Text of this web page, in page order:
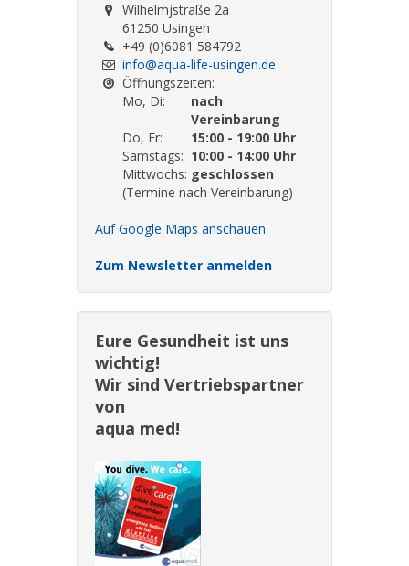
Wilhelmjstraße 2a
61250 Usingen
+49 (0)6081 584792
info@aqua-life-usingen.de
Öffnungszeiten:
Mo, Di:
nach
Vereinbarung
Do, Fr:
15:00 - 19:00 Uhr
Samstags: 10:00 - 14:00 Uhr
Mittwochs: geschlossen
(Termine nach Vereinbarung)
Auf Google Maps anschauen
Zum Newsletter anmelden
Eure Gesundheit ist uns
wichtig!
Wir sind Vertriebspartner
von
aqua med!